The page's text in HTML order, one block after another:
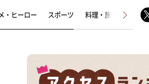
・ヒーロー スポーツ 料理・旅 ラジオ